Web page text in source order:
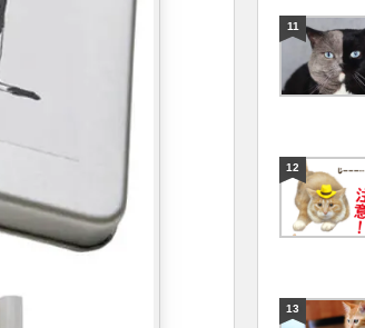
11
12
13